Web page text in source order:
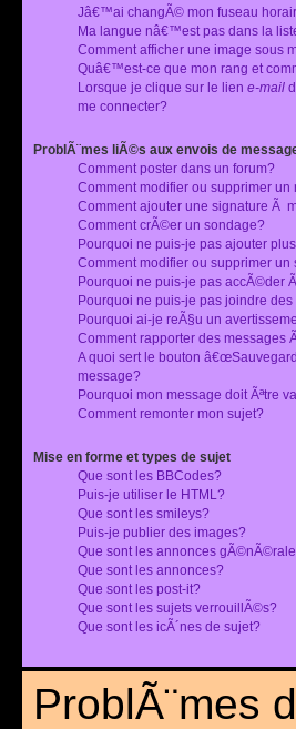
Jâ€™ai changÃ© mon fuseau
Ma langue nâ€™est pas dans la
Comment afficher une image sous
Quâ€™est-ce que mon rang et
Lorsque je clique sur le lien e-mail
me connecter?
ProblÃ¨mes liÃ©s aux envois de
Comment poster dans un forum?
Comment modifier ou supprimer un
Comment ajouter une signature Ã
Comment crÃ©er un sondage?
Pourquoi ne puis-je pas ajouter
Comment modifier ou supprimer un
Pourquoi ne puis-je pas accÃ©der
Pourquoi ne puis-je pas joindre
Pourquoi ai-je reÃ§u un
Comment rapporter des messages
A quoi sert le bouton
message?
Pourquoi mon message doit Ãªtre
Comment remonter mon sujet?
Mise en forme et types de sujet
Que sont les BBCodes?
Puis-je utiliser le HTML?
Que sont les smileys?
Puis-je publier des images?
Que sont les annonces
Que sont les annonces?
Que sont les post-it?
Que sont les sujets verrouillÃ©s?
Que sont les icÃ´nes de sujet?